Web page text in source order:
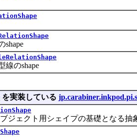
のshape
を実装している
ェクト用シェイプの基礎となる抽